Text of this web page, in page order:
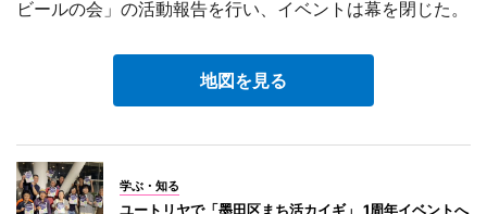
ビールの会」の活動報告を行い、イベントは幕を閉じた。
地図を見る
学ぶ・知る
ユートリヤで「墨田区まち活カイギ」 1周年イベントへ